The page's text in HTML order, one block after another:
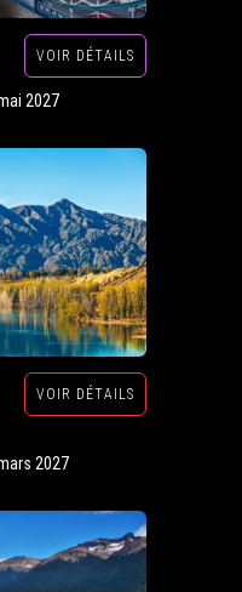
VOIR DÉTAILS
2027
VOIR DÉTAILS
2027